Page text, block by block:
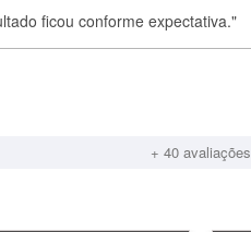
ficou conforme expectativa."
+ 40 avaliações